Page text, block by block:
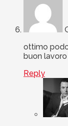
ottimo
buon lavoro
Reply